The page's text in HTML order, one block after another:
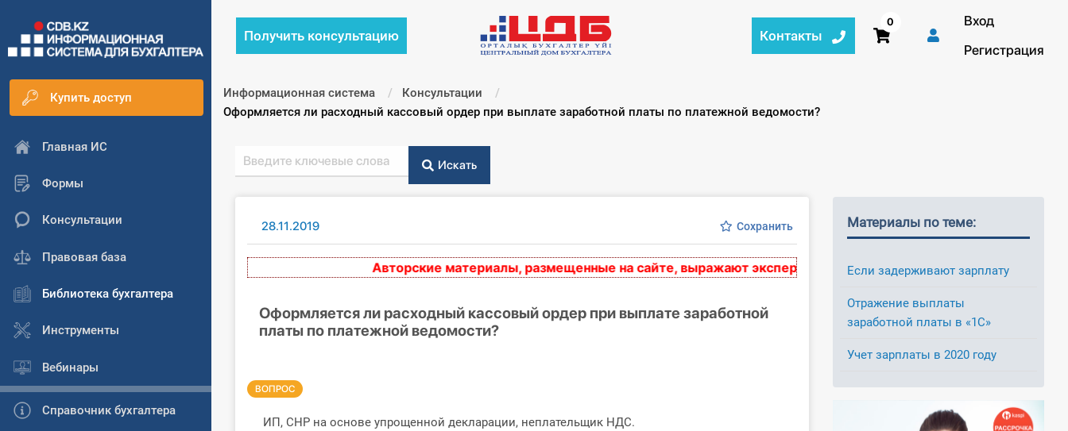
Купить доступ
Главная ИС
Формы
Консультации
Правовая база
Библиотека бухгалтера
Инструменты
Вебинары
Справочник бухгалтера
Получить консультацию Контакты
0
Вход
Регистрация
Информационная система
Консультации
Текущий:
Оформляется ли расходный кассовый ордер при выплате заработной платы по платежной ведомости?
Искать
28.11.2019 Сохранить
Авторские материалы, размещенные на сайте, выражают экспертное мнение и носят рекомендательный
Оформляется ли расходный кассовый ордер при выплате заработной
платы по платежной ведомости?
ВОПРОС
ИП, СНР на основе упрощенной декларации, неплательщик НДС.
Материалы по теме:
Если задерживают зарплату
Отражение выплаты
заработной платы в «1С»
Учет зарплаты в 2020 году